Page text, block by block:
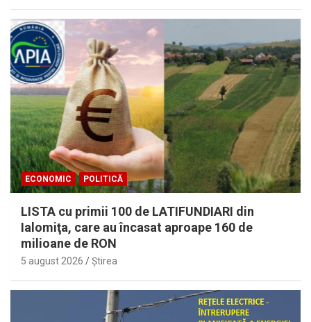
ECONOMIC POLITICĂ
LISTA cu primii 100 de LATIFUNDIARI din
Ialomiţa, care au încasat aproape 160 de
milioane de RON
5 august 2026 Ştirea